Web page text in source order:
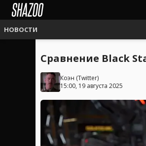
НОВОСТИ
Сравнение Black
Коэн (Twitter)
15:00, 19 августа 2025